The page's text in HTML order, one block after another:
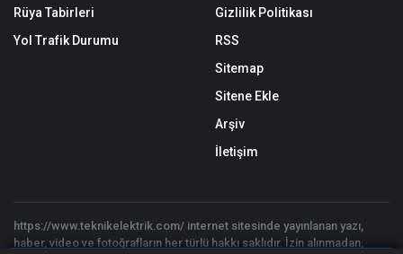
Rüya Tabirleri
Yol Trafik Durumu
Gizlilik Politikası
RSS
Sitemap
Sitene Ekle
Arşiv
İletişim
https://www.teknikelektrik.com/ internet sitesinde yayınlanan yazı,
haber, video ve fotoğrafların her türlü hakkı saklıdır. İzin alınmadan,